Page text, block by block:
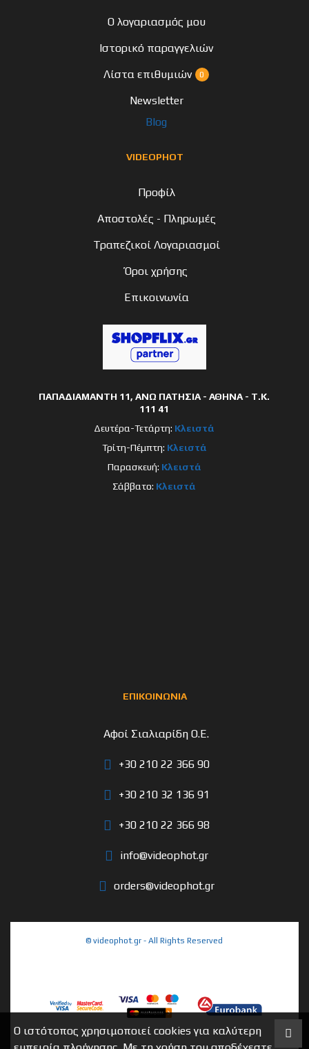
Ο λογαριασμός μου
Ιστορικό παραγγελιών
Λίστα επιθυμιών
0
Newsletter
Blog
VIDEOPHOT
Προφίλ
Αποστολές - Πληρωμές
Τραπεζικοί Λογαριασμοί
Όροι χρήσης
Επικοινωνία
ΠΑΠΑΔΙΑΜΑΝΤΗ 11, ΑΝΩ ΠΑΤΗΣΙΑ - ΑΘΗΝΑ - Τ.Κ.
111 41
Δευτέρα-Τετάρτη: Κλειστά
Τρίτη-Πέμπτη: Κλειστά
Παρασκευή: Κλειστά
Σάββατο: Κλειστά
ΕΠΙΚΟΙΝΩΝΙΑ
Αφοί Σιαλιαρίδη Ο.Ε.
+30 210 22 366 90
+30 210 32 136 91
+30 210 22 366 98
info@videophot.gr
orders@videophot.gr
© videophot.gr - All Rights Reserved
Ο ιστότοπος χρησιμοποιεί cookies για καλύτερη